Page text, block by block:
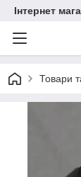
Інтернет
Товари